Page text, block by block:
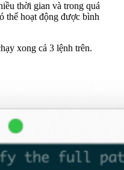
thời gian và trong quá
thể hoạt động được bình
xong cả 3 lệnh trên.